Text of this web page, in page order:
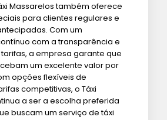
Massarelos também oferece
para clientes regulares e
Com um
com a transparência e
a empresa garante que
um excelente valor por
opções flexíveis de
competitivas, o Táxi
a ser a escolha preferida
buscam um serviço de táxi